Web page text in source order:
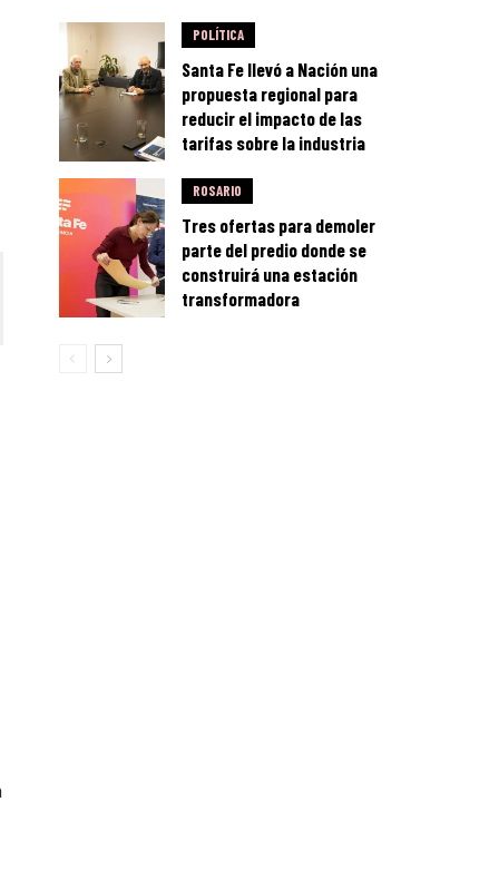
POLÍTICA
Santa Fe llevó a Nación una
propuesta regional para
reducir el impacto de las
tarifas sobre la industria
ROSARIO
Tres ofertas para demoler
parte del predio donde se
construirá una estación
transformadora